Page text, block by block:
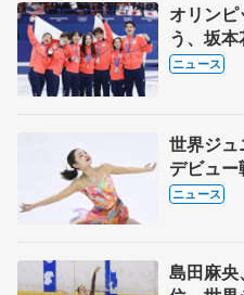
オリン
う、坂
8月7日
ニュース
世界ジ
デビュ
める」
ニュース
島田麻